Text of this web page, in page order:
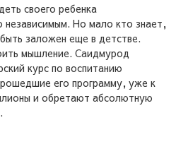
своего ребенка
Но мало кто знает,
заложен еще в детстве.
мышление. Саидмурод
курс по воспитанию
его программу, уже к
и обретают абсолютную